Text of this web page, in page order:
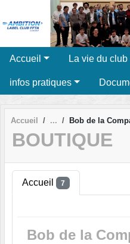
Accueil La vie du club
infos pratiques
Accueil Bob de la
BOUTIQUE
Accueil 7
Bob de la
Panneau de gestion des